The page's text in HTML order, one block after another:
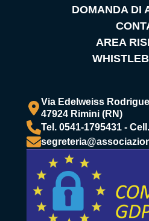
DOMANDA DI
AREA
Via Edelweiss
47924 Rimini (RN)
Tel. 0541-1795431 -